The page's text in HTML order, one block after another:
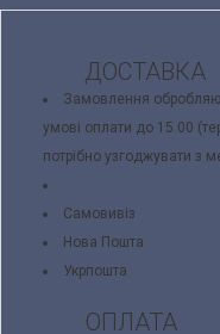
ДОСТАВКА
Замовлення
умові оплати до 15.00
потрібно узгоджувати з
Самовивіз
Нова Пошта
Укрпошта
ОПЛАТА